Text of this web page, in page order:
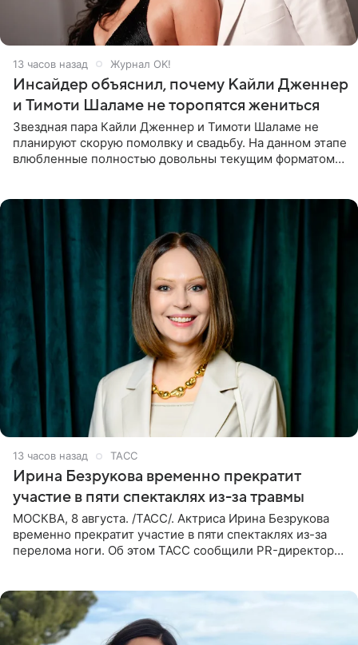
13 часов назад Журнал OK!
Инсайдер объяснил, почему Кайли Дженнер
и Тимоти Шаламе не торопятся жениться
Звездная пара Кайли Дженнер и Тимоти Шаламе не
планируют скорую помолвку и свадьбу. На данном этапе
влюбленные полностью довольны текущим форматом
13 часов назад ТАСС
Ирина Безрукова временно прекратит
участие в пяти спектаклях из-за травмы
МОСКВА, 8 августа. /ТАСС/. Актриса Ирина Безрукова
временно прекратит участие в пяти спектаклях из-за
перелома ноги. Об этом ТАСС сообщили PR-директор